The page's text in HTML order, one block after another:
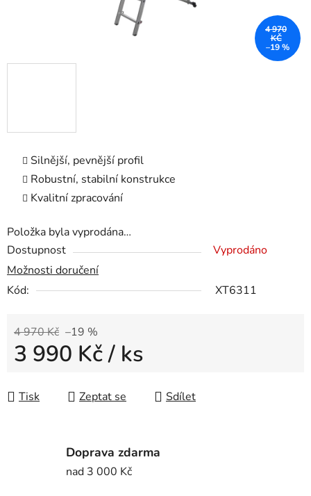
Silnější, pevnější profil
Robustní, stabilní konstrukce
Kvalitní zpracování
Položka byla vyprodána…
Dostupnost
Vyprodáno
Možnosti doručení
Kód:
XT6311
4 970 Kč –19 %
3 990 Kč/ ks
Tisk
Zeptat se Sdílet
4 970
KČ
–19 %
Doprava zdarma
nad 3 000 Kč